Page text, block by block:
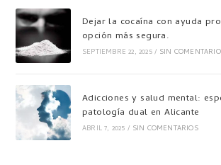
Dejar la cocaína con ayuda
opción más segura.
SEPTIEMBRE 22, 2025 / SIN
Adicciones y salud mental:
patología dual en Alicante
ABRIL 7, 2025 / SIN COMENTARIOS